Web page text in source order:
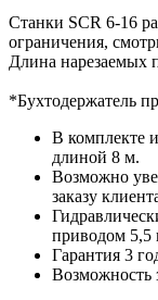
Станки SCR 6-16
ограничения,
Длина нарезаемых
*Бухтодержатель
В комплекте
длиной 8 м.
Возможно
заказу
приводом 5,5
Гарантия 3
Возможность